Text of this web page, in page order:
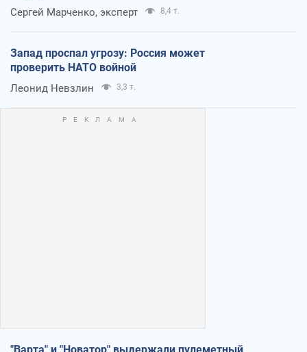
Сергей Марченко, эксперт 8,4 т.
Запад проспал угрозу: Россия может
проверить НАТО войной
Леонид Невзлин 3,3 т.
"Варта" и "Новатор" выдержали пулеметный